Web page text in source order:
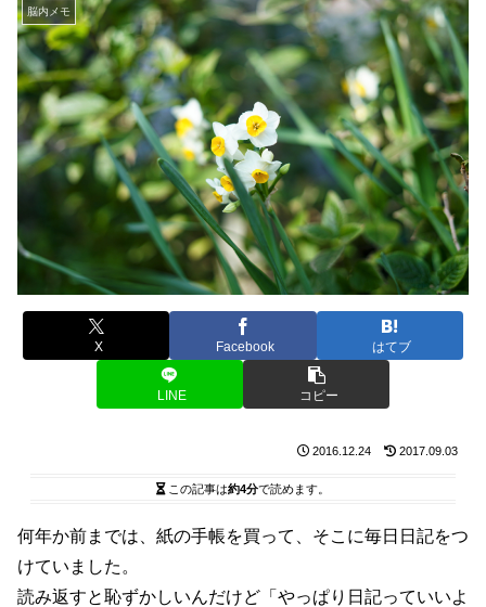
脳内メモ
X Facebook はてブ
LINE コピー
2016.12.24 2017.09.03
この記事は約4分で読めます。
何年か前までは、紙の手帳を買って、そこに毎日日記をつ
けていました。
読み返すと恥ずかしいんだけど「やっぱり日記っていいよ